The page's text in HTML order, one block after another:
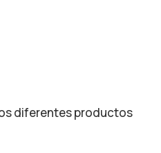
diferentes productos